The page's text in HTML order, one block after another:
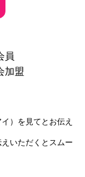
員
加盟
）を見てとお伝え
いただくとスムー